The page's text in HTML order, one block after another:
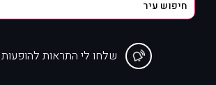
שלחו לי התראות